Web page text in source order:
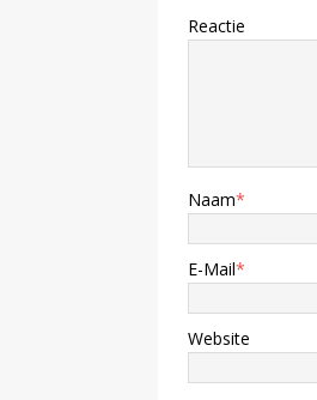
Reactie
Naam*
E-Mail*
Website